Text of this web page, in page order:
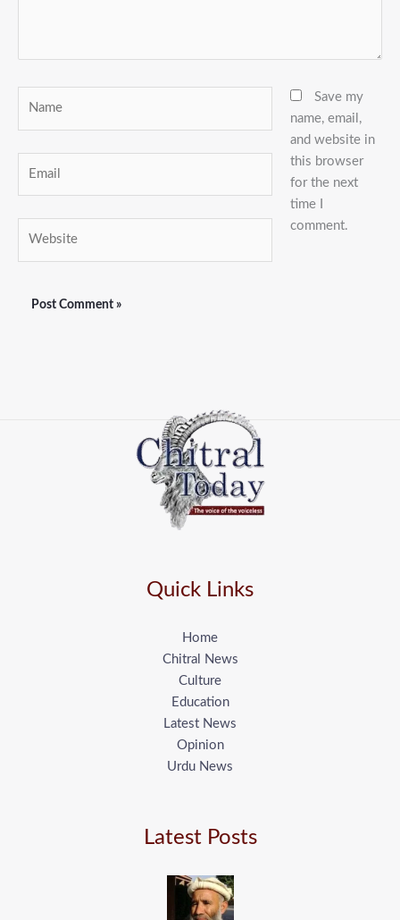
Save my
name, email,
and website in
this browser
for the next
time I
comment.
Quick Links
Home
Chitral News
Culture
Education
Latest News
Opinion
Urdu News
Latest Posts